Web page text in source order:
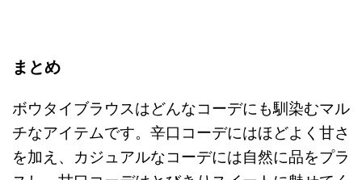
まとめ
ボウタイブラウスはどんなコーデにも馴染むマル
チなアイテムです。辛口コーデにはほどよく甘さ
を加え、カジュアルなコーデには自然に品をプラ